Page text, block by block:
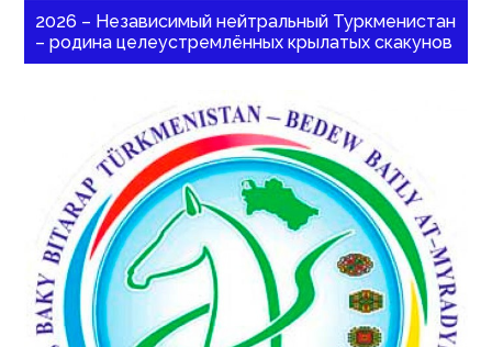
2026 – Независимый нейтральный Туркменистан
– родина целеустремлённых крылатых скакунов